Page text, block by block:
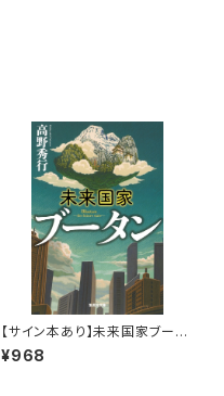
【サイン本あり】未来国家ブータ
ン
¥968